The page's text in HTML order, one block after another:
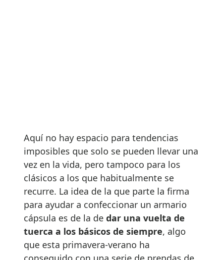
Aquí no hay espacio para tendencias
imposibles que solo se pueden llevar una
vez en la vida, pero tampoco para los
clásicos a los que habitualmente se
recurre. La idea de la que parte la firma
para ayudar a confeccionar un armario
cápsula es de la de dar una vuelta de
tuerca a los básicos de siempre, algo
que esta primavera-verano ha